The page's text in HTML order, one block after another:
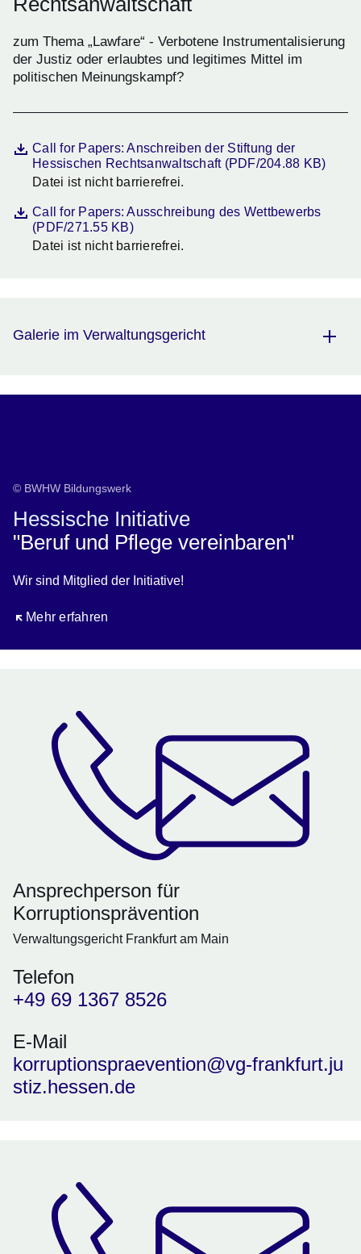
zum Thema „Lawfare“ - Verbotene Instrumentalisierung
der Justiz oder erlaubtes und legitimes Mittel im
politischen Meinungskampf?
DateiCall for Papers: Anschreiben der Stiftung der
Hessischen Rechtsanwaltschaft (PDF/204.88 KB)
Öffnet sich in einem neuen Fenster
Beschreibung
Datei ist nicht barrierefrei.
DateiCall for Papers: Ausschreibung des Wettbewerbs
(PDF/271.55 KB)
Öffnet sich in einem neuen Fenster
Beschreibung
Datei ist nicht barrierefrei.
Galerie im Verwaltungsgericht
© BWHW Bildungswerk
Hessische Initiative
"Beruf und Pflege vereinbaren"
Wir sind Mitglied der Initiative!
Mehr erfahren
Öffnet sich in einem neuen Fenster
Ansprechperson für
Korruptionsprävention
Verwaltungsgericht Frankfurt am Main
Telefon
+49 69 1367 8526
E-Mail
korruptionspraevention@vg-frankfurt.ju
stiz.hessen.de